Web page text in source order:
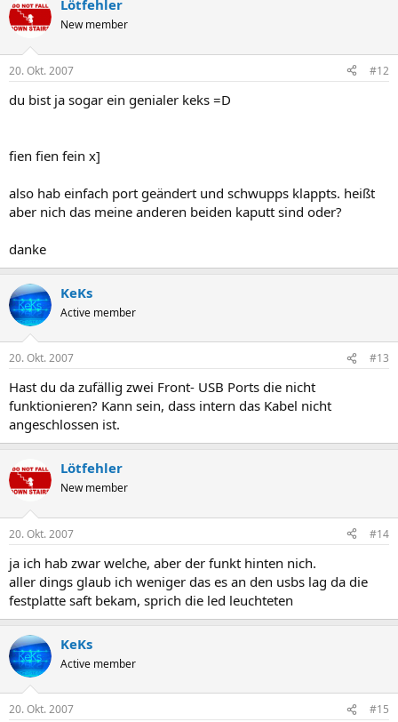
Lötfehler
New member
20. Okt. 2007 #12
du bist ja sogar ein genialer keks =D
fien fien fein x]
also hab einfach port geändert und schwupps klappts. heißt
aber nich das meine anderen beiden kaputt sind oder?
danke
KeKs
Active member
20. Okt. 2007 #13
Hast du da zufällig zwei Front- USB Ports die nicht
funktionieren? Kann sein, dass intern das Kabel nicht
angeschlossen ist.
Lötfehler
New member
20. Okt. 2007 #14
ja ich hab zwar welche, aber der funkt hinten nich.
aller dings glaub ich weniger das es an den usbs lag da die
festplatte saft bekam, sprich die led leuchteten
KeKs
Active member
20. Okt. 2007 #15